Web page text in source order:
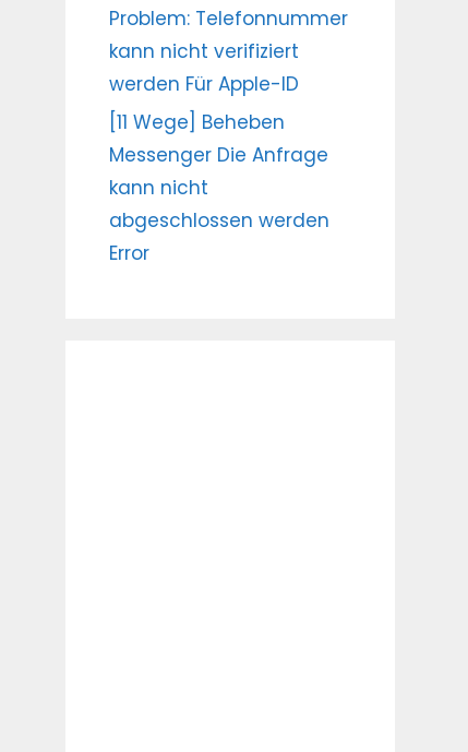
Problem: Telefonnummer
kann nicht verifiziert
werden Für Apple-ID
[11 Wege] Beheben
Messenger Die Anfrage
kann nicht
abgeschlossen werden
Error